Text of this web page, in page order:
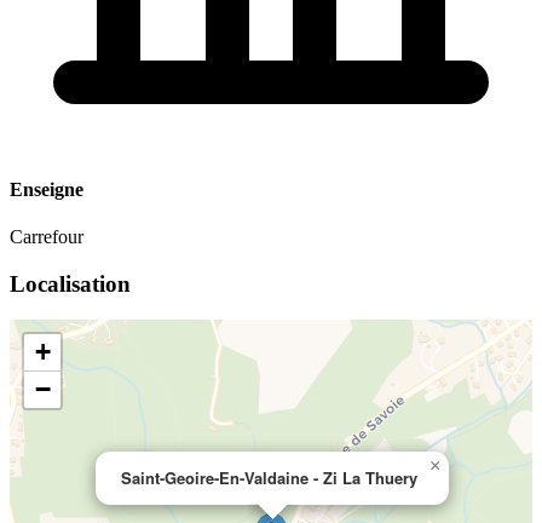
Enseigne
Carrefour
Localisation
Saint-Geoire-En-Valdaine - Zi La Thuery
×
+
−